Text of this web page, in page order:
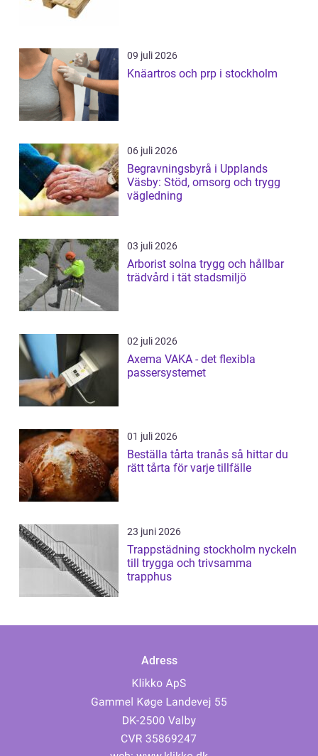
09 juli 2026
Knäartros och prp i stockholm
06 juli 2026
Begravningsbyrå i Upplands
Väsby: Stöd, omsorg och trygg
vägledning
03 juli 2026
Arborist solna trygg och hållbar
trädvård i tät stadsmiljö
02 juli 2026
Axema VAKA - det flexibla
passersystemet
01 juli 2026
Beställa tårta tranås så hittar du
rätt tårta för varje tillfälle
23 juni 2026
Trappstädning stockholm nyckeln
till trygga och trivsamma
trapphus
Adress